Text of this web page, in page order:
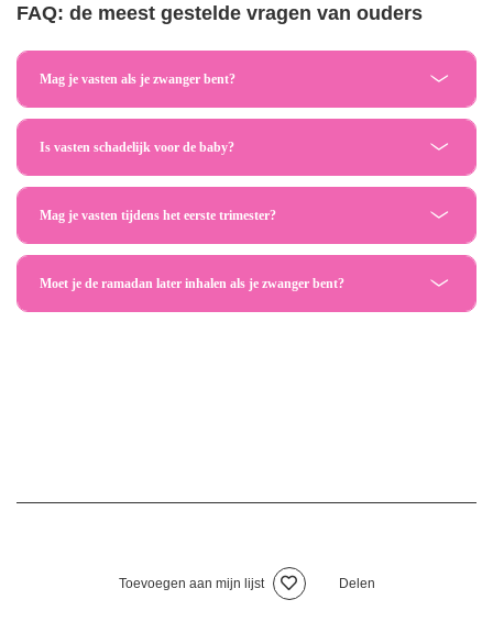
FAQ: de meest gestelde vragen van ouders
Mag je vasten als je zwanger bent?
Is vasten schadelijk voor de baby?
Mag je vasten tijdens het eerste trimester?
Moet je de ramadan later inhalen als je zwanger bent?
Toevoegen aan mijn lijst Delen